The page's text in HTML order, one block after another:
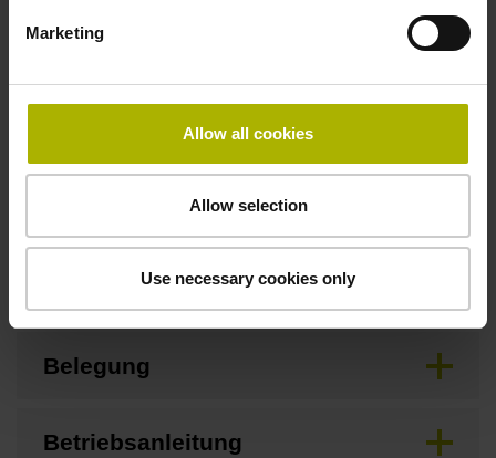
Marketing
Allow all cookies
Allow selection
Use necessary cookies only
Anschluss-Belegung
Downloads / CAD / Montage
Anschlussmaße
Belegung
Betriebsanleitung